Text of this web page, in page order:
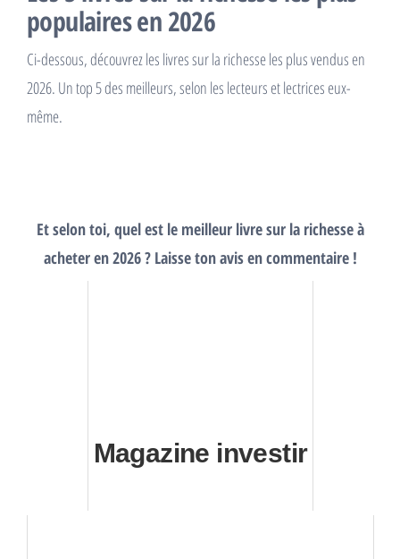
populaires en 2026
Ci-dessous, découvrez les livres sur la richesse les plus vendus en
2026. Un top 5 des meilleurs, selon les lecteurs et lectrices eux-
même.
Et selon toi, quel est le meilleur livre sur la richesse à
acheter en 2026 ? Laisse ton avis en commentaire !
Magazine investir